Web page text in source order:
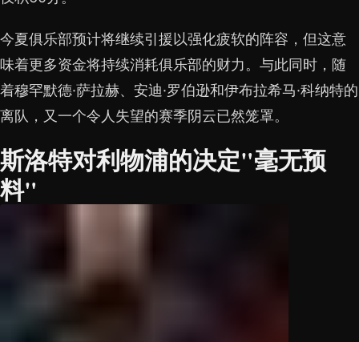
今夏俱乐部预计将继续引援以强化疲软的阵容，但这意
味着更多资金将持续消耗俱乐部的财力。与此同时，随
着穆罕默德·萨拉赫、安迪·罗伯逊和伊布拉希马·科纳特的
离队，又一个令人失望的赛季阴云已然笼罩。
斯洛特对利物浦的决定"毫无预
料"